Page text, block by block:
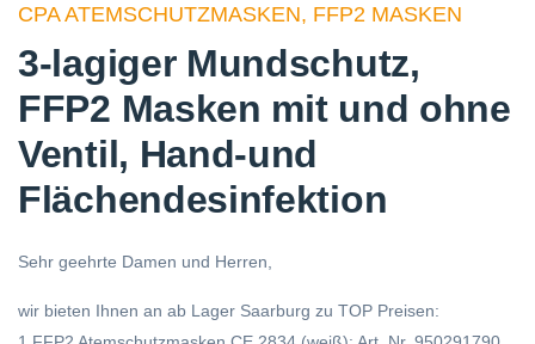
CPA ATEMSCHUTZMASKEN, FFP2 MASKEN
3-lagiger Mundschutz,
FFP2 Masken mit und ohne
Ventil, Hand-und
Flächendesinfektion
Sehr geehrte Damen und Herren,
wir bieten Ihnen an ab Lager Saarburg zu TOP Preisen: